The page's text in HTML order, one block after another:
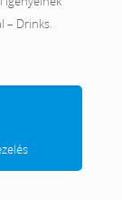
– Drinks.